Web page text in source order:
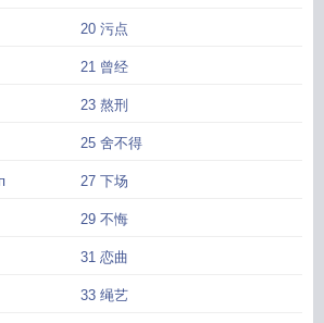
人后受
20 污点
21 曾经
23 熬刑
25 舍不得
27 下场
29 不悔
31 恋曲
33 绳艺